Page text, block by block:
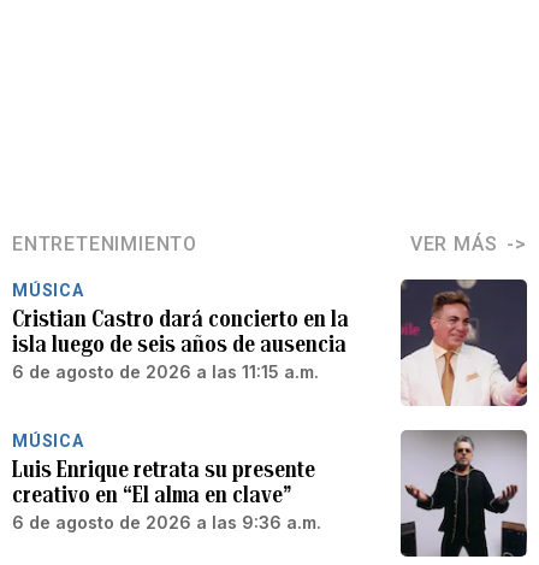
ENTRETENIMIENTO VER MÁS
MÚSICA
Cristian Castro dará concierto en la
isla luego de seis años de ausencia
6 de agosto de 2026 a las 11:15 a.m.
MÚSICA
Luis Enrique retrata su presente
creativo en “El alma en clave”
6 de agosto de 2026 a las 9:36 a.m.